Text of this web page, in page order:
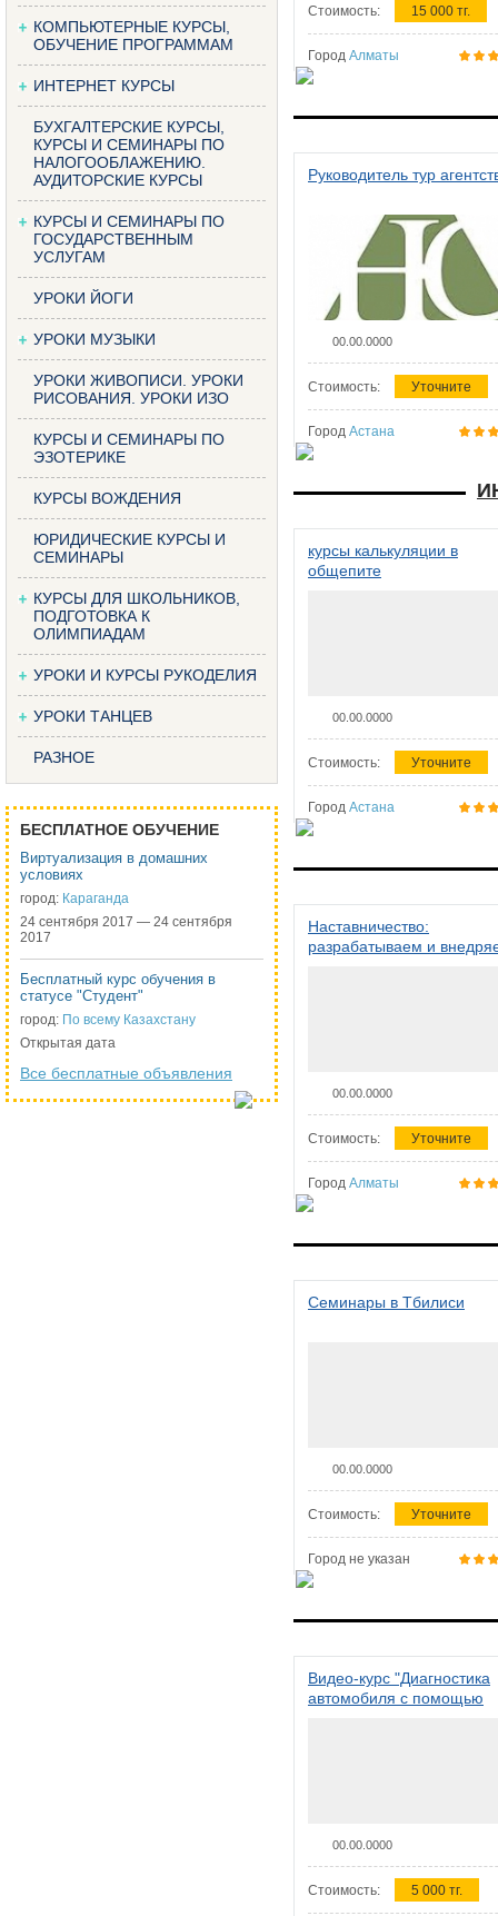
КОМПЬЮТЕРНЫЕ КУРСЫ,
ОБУЧЕНИЕ ПРОГРАММАМ
ИНТЕРНЕТ КУРСЫ
БУХГАЛТЕРСКИЕ КУРСЫ,
КУРСЫ И СЕМИНАРЫ ПО
НАЛОГООБЛАЖЕНИЮ.
АУДИТОРСКИЕ КУРСЫ
КУРСЫ И СЕМИНАРЫ ПО
ГОСУДАРСТВЕННЫМ
УСЛУГАМ
УРОКИ ЙОГИ
УРОКИ МУЗЫКИ
УРОКИ ЖИВОПИСИ. УРОКИ
РИСОВАНИЯ. УРОКИ ИЗО
КУРСЫ И СЕМИНАРЫ ПО
ЭЗОТЕРИКЕ
КУРСЫ ВОЖДЕНИЯ
ЮРИДИЧЕСКИЕ КУРСЫ И
СЕМИНАРЫ
КУРСЫ ДЛЯ ШКОЛЬНИКОВ,
ПОДГОТОВКА К
ОЛИМПИАДАМ
УРОКИ И КУРСЫ РУКОДЕЛИЯ
УРОКИ ТАНЦЕВ
РАЗНОЕ
БЕСПЛАТНОЕ ОБУЧЕНИЕ
Виртуализация в домашних
условиях
город: Караганда
24 сентября 2017 — 24 сентября
2017
Бесплатный курс обучения в
статусе "Студент"
город: По всему Казахстану
Открытая дата
Все бесплатные объявления
Стоимость: 15 000 тг.
Город Алматы
Руководитель тур
00.00.0000
Стоимость: Уточните
Город Астана
курсы калькуляции в
общепите
00.00.0000
Стоимость: Уточните
Город Астана
Наставничество:
разрабатываем и
00.00.0000
Стоимость: Уточните
Город Алматы
Семинары в Тбилиси
00.00.0000
Стоимость: Уточните
Город не указан
Видео-курс "Диагностика
автомобиля с помощью
00.00.0000
Стоимость: 5 000 тг.